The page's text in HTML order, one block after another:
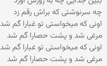
چه سرنوشتی که براش رقم زد
اونی که میخواستی تو غبارا گم شد
مرغی شد و پشت حصارا گم شد
اونی که میخواستی تو غبارا گم شد
مرغی شد و پشت حصارا گم شد